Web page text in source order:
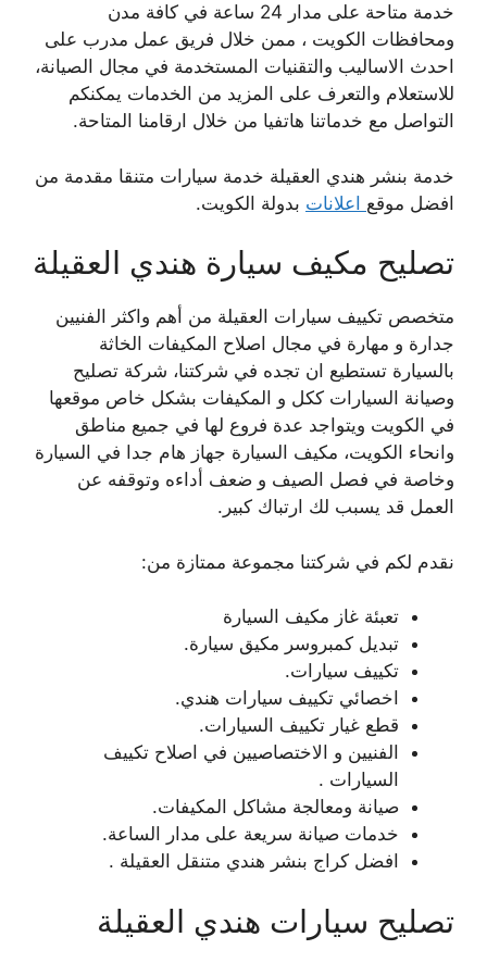
خدمة متاحة على مدار 24 ساعة في كافة مدن
ومحافظات الكويت ، ممن خلال فريق عمل مدرب على
احدث الاساليب والتقنيات المستخدمة في مجال الصيانة،
للاستعلام والتعرف على المزيد من الخدمات يمكنكم
التواصل مع خدماتنا هاتفيا من خلال ارقامنا المتاحة.
خدمة بنشر هندي العقيلة خدمة سيارات متنقا مقدمة من
افضل موقع اعلانات بدولة الكويت.
تصليح مكيف سيارة هندي العقيلة
متخصص تكييف سيارات العقيلة من أهم واكثر الفنيين
جدارة و مهارة في مجال اصلاح المكيفات الخاثة
بالسيارة تستطيع ان تجده في شركتنا، شركة تصليح
وصيانة السيارات ككل و المكيفات بشكل خاص موقعها
في الكويت ويتواجد عدة فروع لها في جميع مناطق
وانحاء الكويت، مكيف السيارة جهاز هام جدا في السيارة
وخاصة في فصل الصيف و ضعف أداءه وتوقفه عن
العمل قد يسبب لك ارتباك كبير.
نقدم لكم في شركتنا مجموعة ممتازة من:
تعبئة غاز مكيف السيارة
تبديل كمبروسر مكيق سيارة.
تكييف سيارات.
اخصائي تكييف سيارات هندي.
قطع غيار تكييف السيارات.
الفنيين و الاختصاصيين في اصلاح تكييف
السيارات .
صيانة ومعالجة مشاكل المكيفات.
خدمات صيانة سريعة على مدار الساعة.
افضل كراج بنشر هندي متنقل العقيلة .
تصليح سيارات هندي العقيلة